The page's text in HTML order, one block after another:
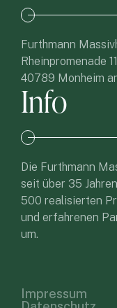
Furthmann
Rheinpromenade 11
40789 Monheim
Info
Die Furthmann
seit über 35
500 realisierten
und erfahrenen
um.
Impressum